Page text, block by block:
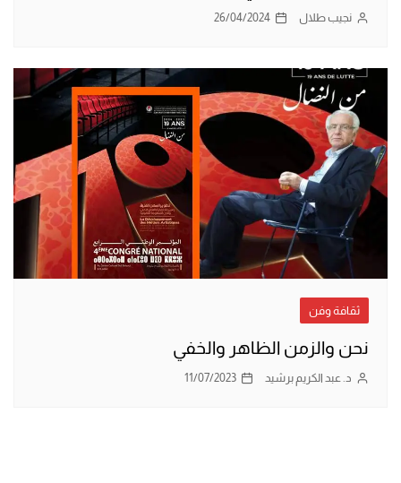
نجيب طلال 26/04/2024
ثقافة وفن
نحن والزمن الظاهر والخفي
د. عبد الكريم برشيد 11/07/2023